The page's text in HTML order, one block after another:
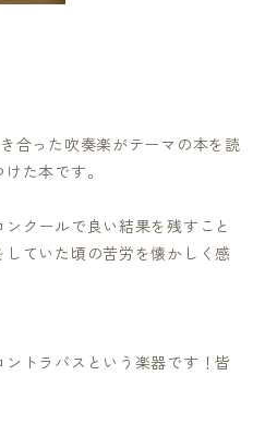
合った吹奏楽がテーマの本を読
た本です。
クールで良い結果を残すこと
ていた頃の苦労を懐かしく感
トラバスという楽器です！皆